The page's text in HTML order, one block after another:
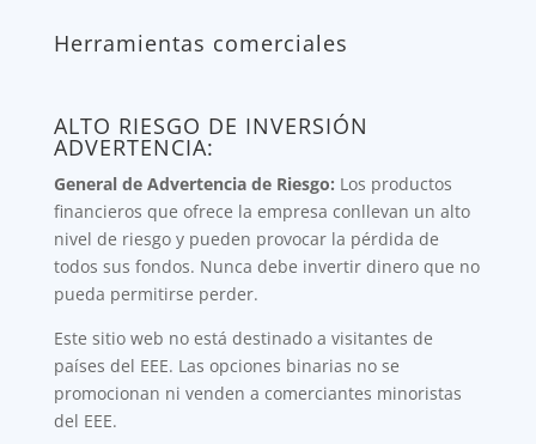
Herramientas comerciales
ALTO RIESGO DE INVERSIÓN
ADVERTENCIA:
General de Advertencia de Riesgo: Los productos
financieros que ofrece la empresa conllevan un alto
nivel de riesgo y pueden provocar la pérdida de
todos sus fondos. Nunca debe invertir dinero que no
pueda permitirse perder.
Este sitio web no está destinado a visitantes de
países del EEE. Las opciones binarias no se
promocionan ni venden a comerciantes minoristas
del EEE.